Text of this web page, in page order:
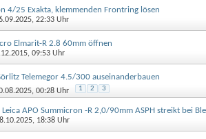
4/25 Exakta, klemmenden Frontring lösen
22:33 Uhr
Elmarit-R 2.8 60mm öffnen
09:53 Uhr
Telemegor 4.5/300 auseinanderbauen
00:28 Uhr 1 2 3
APO Summicron -R 2,0/90mm ASPH streikt bei
18:38 Uhr